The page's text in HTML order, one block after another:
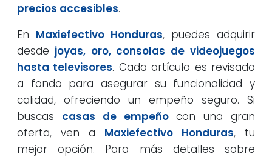
precios accesibles.
En Maxiefectivo Honduras, puedes adquirir
desde joyas, oro, consolas de videojuegos
hasta televisores. Cada artículo es revisado
a fondo para asegurar su funcionalidad y
calidad, ofreciendo un empeño seguro. Si
buscas casas de empeñocon una gran
oferta, ven a Maxiefectivo Honduras, tu
mejor opción. Para más detalles sobre